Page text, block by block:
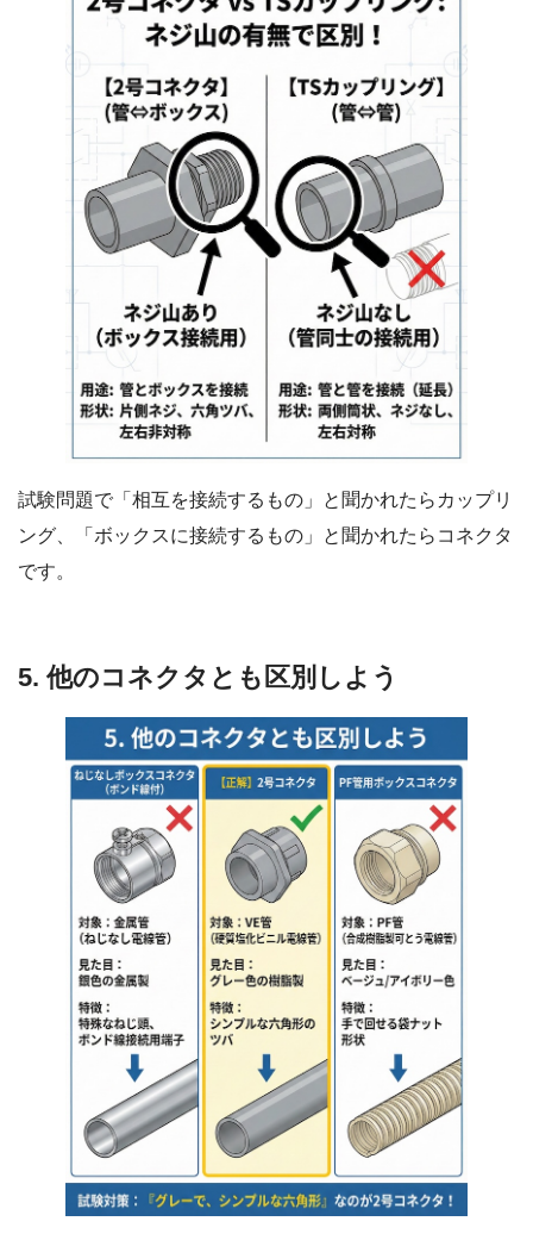
試験問題で「相互を接続するもの」と聞かれたらカップリ
ング、「ボックスに接続するもの」と聞かれたらコネクタ
です。
5. 他のコネクタとも区別しよう